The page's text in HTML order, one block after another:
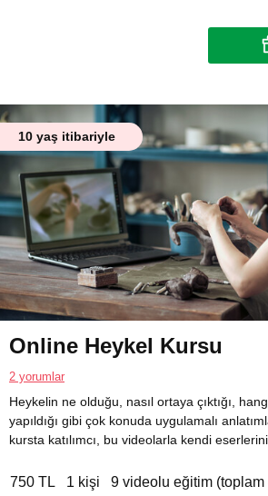
10 yaş itibariyle
Online Heykel Kursu
2 yorumlar
Heykelin ne olduğu, nasıl ortaya çıktığı,
yapıldığı gibi çok konuda uygulamalı
kursta katılımcı, bu videolarla kendi
750 TL 1 kişi 9 videolu eğitim (toplam